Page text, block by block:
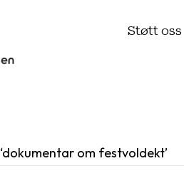
Støtt oss
om festvoldekt’